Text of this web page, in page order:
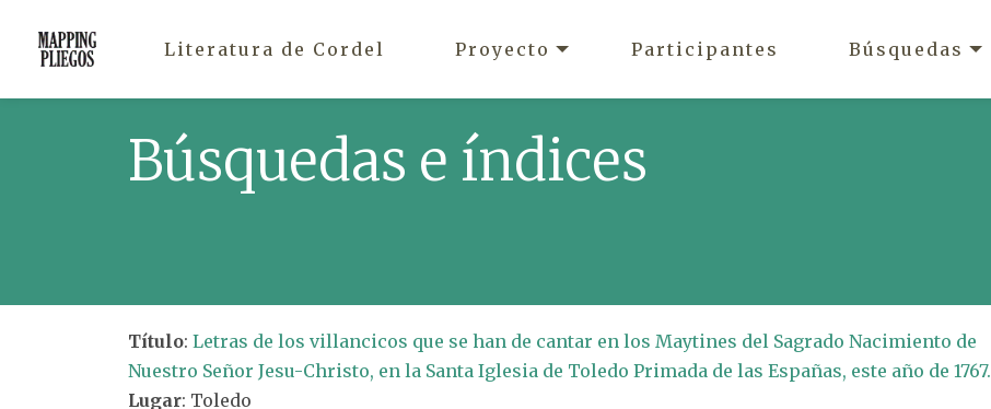
Literatura de Cordel Proyecto Participantes Búsquedas
Búsquedas e índices
Título: Letras de los villancicos que se han de cantar en los Maytines del Sagrado Nacimiento de
Nuestro Señor Jesu-Christo, en la Santa Iglesia de Toledo Primada de las Españas, este año de 1767.
Lugar: Toledo